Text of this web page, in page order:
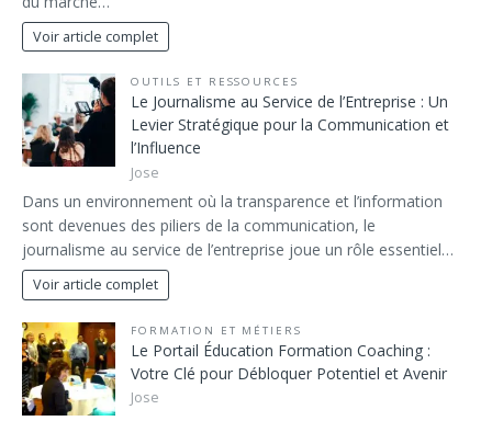
Voir article complet
OUTILS ET RESSOURCES
Le Journalisme au Service de l’Entreprise : Un
Levier Stratégique pour la Communication et
l’Influence
Jose
Dans un environnement où la transparence et l’information
sont devenues des piliers de la communication, le
journalisme au service de l’entreprise joue un rôle essentiel…
Voir article complet
FORMATION ET MÉTIERS
Le Portail Éducation Formation Coaching :
Votre Clé pour Débloquer Potentiel et Avenir
Jose